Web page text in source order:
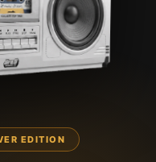
EDITION